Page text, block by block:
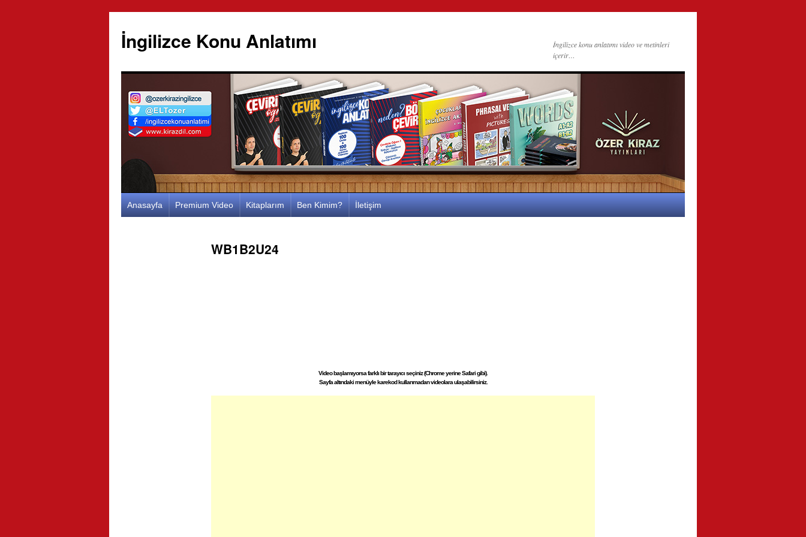
İngilizce Konu Anlatımı
İngilizce konu anlatımı video ve metinleri
içerir…
İçeriğe
Anasayfa Premium Video Kitaplarım Ben Kimim? İletişim
WB1B2U24
Video başlamıyorsa farklı bir tarayıcı seçiniz (Chrome yerine Safari gibi).
Sayfa altındaki menüyle karekod kullanmadan videolara ulaşabilirsiniz.